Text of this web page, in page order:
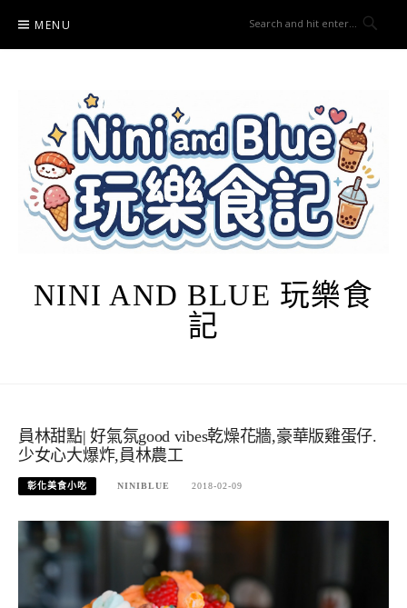
content
MENU
NINI AND BLUE 玩樂食
記
員林甜點| 好氣氛good vibes乾燥花牆,豪華版雞蛋仔.
少女心大爆炸,員林農工
彰化美食小吃 NINIBLUE 2018-02-09